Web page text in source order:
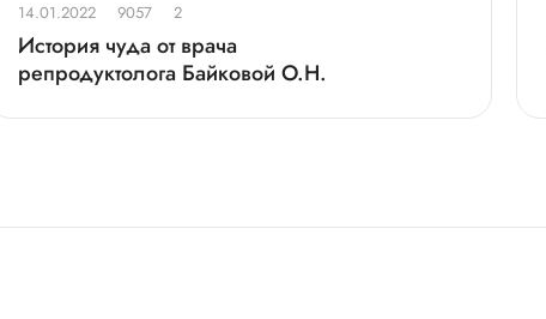
14.01.2022 9057 2
История чуда от врача
репродуктолога Байковой О.Н.